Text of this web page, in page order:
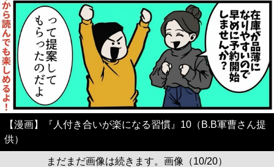
【漫画】『人付き合いが楽になる習慣』10（B.B軍曹さん提
供）
まだまだ画像は続きます。画像（10/20）